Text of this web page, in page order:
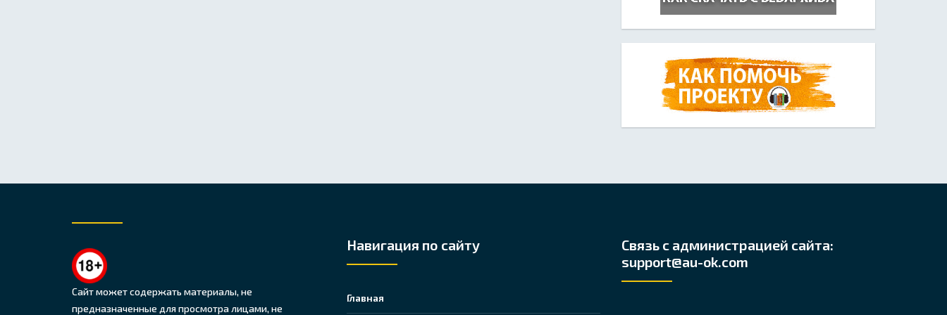
Сайт может содержать материалы, не
предназначенные для просмотра лицами, не
Навигация по сайту
Главная
Связь с администрацией сайта:
support@au-ok.com